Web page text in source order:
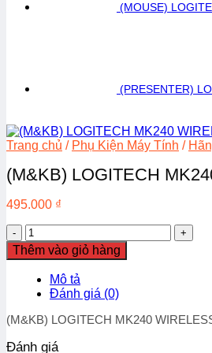
(MOUSE)
(PRESENTER)
Trang chủ / Phụ Kiện Máy Tính /
(M&KB) LOGITECH
495.000 ₫
(M&KB)
LOGITECH
MK240
WIRELESS/OPTICAL/
ĐEN
LỤC
NHẠT
(BLACK-
Thêm vào giỏ hàng
Mô tả
Đánh giá (0)
(M&KB) LOGITECH MK240
Đánh giá